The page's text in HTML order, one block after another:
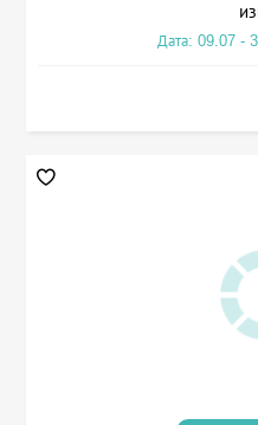
Дата: 09.07 -